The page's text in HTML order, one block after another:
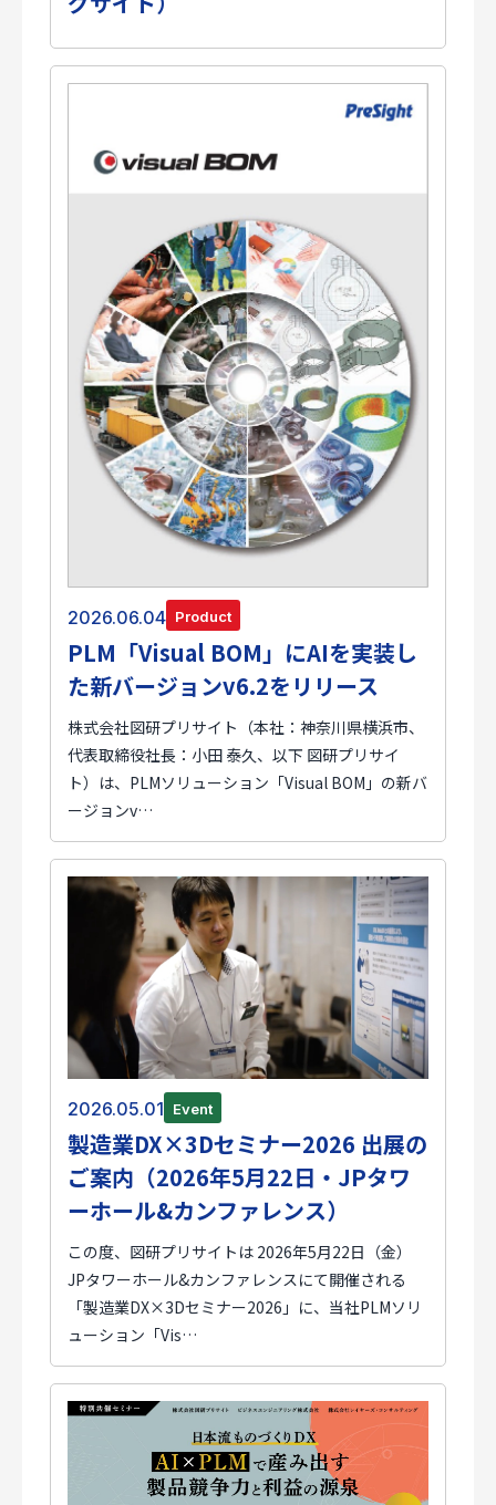
2026.06.04 Product
PLM「Visual BOM」にAIを実装し
た新バージョンv6.2をリリース
株式会社図研プリサイト（本社：神奈川県横浜市、
代表取締役社長：小田 泰久、以下 図研プリサイ
ト）は、PLMソリューション「Visual BOM」の新バ
ージョンv…
2026.05.01 Event
製造業DX×3Dセミナー2026 出展の
ご案内（2026年5月22日・JPタワ
ーホール&カンファレンス）
この度、図研プリサイトは 2026年5月22日（金）
JPタワーホール&カンファレンスにて開催される
「製造業DX×3Dセミナー2026」に、当社PLMソリ
ューション「Vis…